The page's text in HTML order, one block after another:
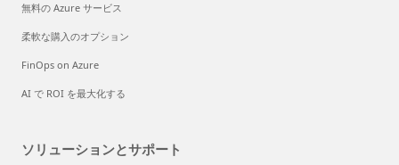
無料の Azure サービス
柔軟な購入のオプション
FinOps on Azure
AI で ROI を最大化する
ソリューションとサポート